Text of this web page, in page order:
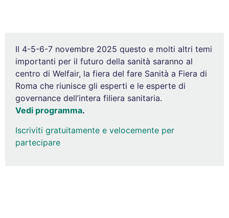
Il 4-5-6-7 novembre 2025 questo e molti altri temi
importanti per il futuro della sanità saranno al
centro di Welfair, la fiera del fare Sanità a Fiera di
Roma che riunisce gli esperti e le esperte di
governance dell’intera filiera sanitaria.
Vedi programma.
Iscriviti gratuitamente e velocemente per
partecipare